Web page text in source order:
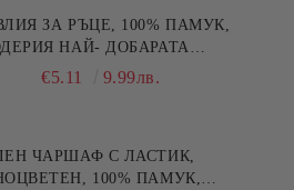
ЗА РЪЦЕ, 100% ПАМУК,
НАЙ- ДОБАРАТА
БАБА , РАЗМЕР:
€5.11 9.99лв.
ЧАРШАФ С ЛАСТИК,
100% ПАМУК,